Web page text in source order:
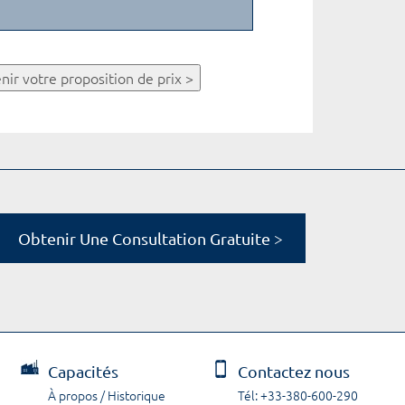
votre proposition de prix >
Obtenir Une Consultation Gratuite >
Capacités
À propos / Historique
Contactez nous
Tél: +33-380-600-290